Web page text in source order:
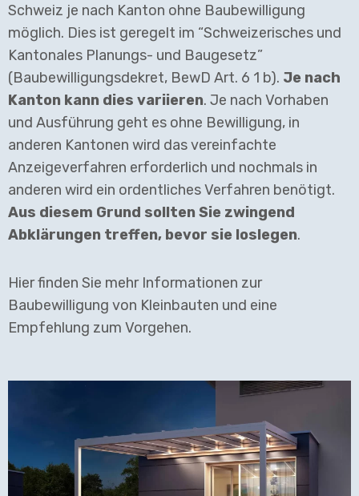
Schweiz je nach Kanton ohne Baubewilligung
möglich. Dies ist geregelt im “Schweizerisches und
Kantonales Planungs- und Baugesetz”
(Baubewilligungsdekret, BewD Art. 6 1 b). Je nach
Kanton kann dies variieren. Je nach Vorhaben
und Ausführung geht es ohne Bewilligung, in
anderen Kantonen wird das vereinfachte
Anzeigeverfahren erforderlich und nochmals in
anderen wird ein ordentliches Verfahren benötigt.
Aus diesem Grund sollten Sie zwingend
Abklärungen treffen, bevor sie loslegen.
Hier finden Sie mehr Informationen zur
Baubewilligung von Kleinbauten und eine
Empfehlung zum Vorgehen.